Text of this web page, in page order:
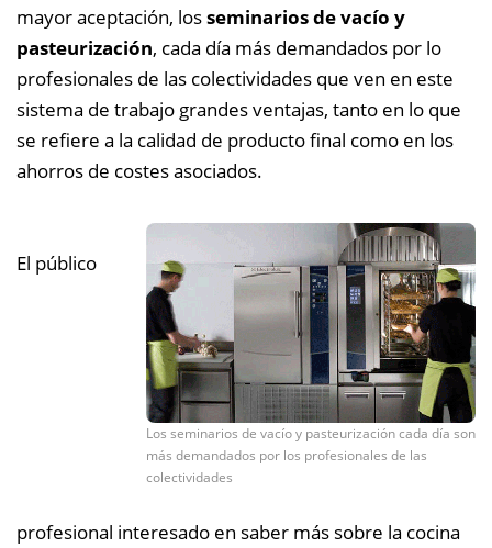
mayor aceptación, losseminarios de vacío y
pasteurización, cada día más demandados por lo
profesionales de las colectividades que ven en este
sistema de trabajo grandes ventajas, tanto en lo que
se refiere a la calidad de producto final como en los
ahorros de costes asociados.
Los seminarios de vacío y pasteurización cada día son
más demandados por los profesionales de las
colectividades
El público
profesional interesado en saber más sobre la cocina